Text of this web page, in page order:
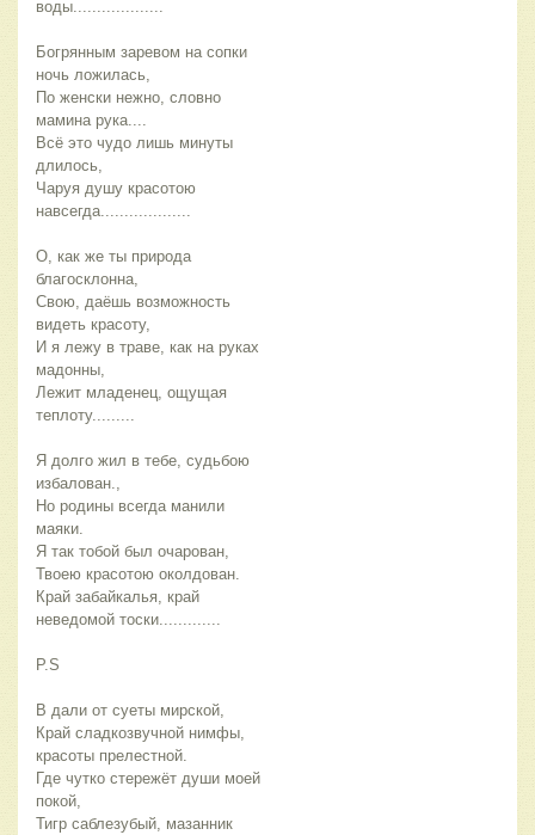
воды...................
Богрянным заревом на сопки
ночь ложилась,
По женски нежно, словно
мамина рука....
Всё это чудо лишь минуты
длилось,
Чаруя душу красотою
навсегда...................
О, как же ты природа
благосклонна,
Свою, даёшь возможность
видеть красоту,
И я лежу в траве, как на руках
мадонны,
Лежит младенец, ощущая
теплоту.........
Я долго жил в тебе, судьбою
избалован.,
Но родины всегда манили
маяки.
Я так тобой был очарован,
Твоею красотою околдован.
Край забайкалья, край
неведомой тоски.............
P.S
В дали от суеты мирской,
Край сладкозвучной нимфы,
красоты прелестной.
Где чутко стережёт души моей
покой,
Тигр саблезубый, мазанник